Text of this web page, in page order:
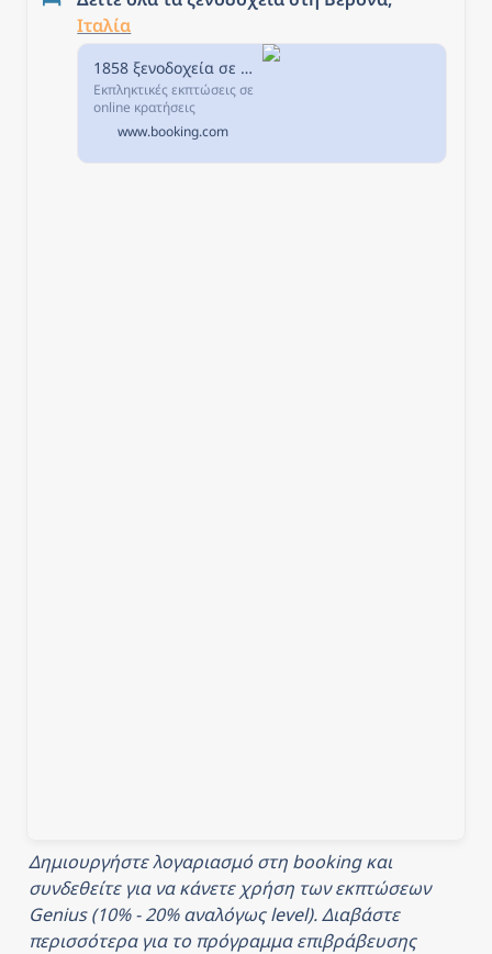
Ιταλία
1858 ξενοδοχεία σε Βερόνα, Ιταλία.
Εκπληκτικές εκπτώσεις σε
online κρατήσεις
ξενοδοχείων σε Βερόνα,
Ιταλία. Διαθεσιμότητα και
εξαιρετικές τιμές.
www.booking.com
Δημιουργήστε λογαριασμό στη booking και
συνδεθείτε για να κάνετε χρήση των εκπτώσεων
Genius (10% - 20% αναλόγως level). Διαβάστε
περισσότερα για το πρόγραμμα επιβράβευσης